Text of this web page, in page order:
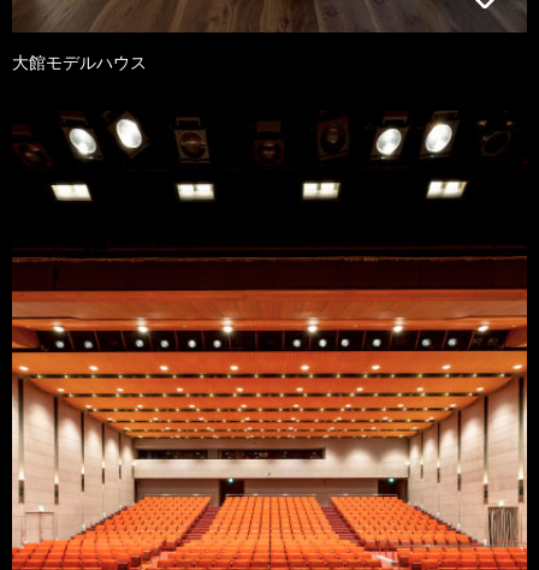
大館モデルハウス